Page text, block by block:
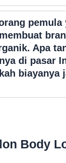
pemula
Apa
di pasar
biayanya
Body